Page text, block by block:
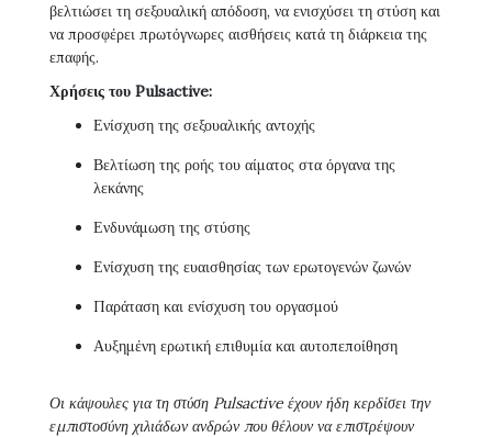
βελτιώσει τη σεξουαλική απόδοση, να ενισχύσει τη στύση και
να προσφέρει πρωτόγνωρες αισθήσεις κατά τη διάρκεια της
επαφής.
Χρήσεις του Pulsactive:
Ενίσχυση της σεξουαλικής αντοχής
Βελτίωση της ροής του αίματος στα όργανα της
λεκάνης
Ενδυνάμωση της στύσης
Ενίσχυση της ευαισθησίας των ερωτογενών ζωνών
Παράταση και ενίσχυση του οργασμού
Αυξημένη ερωτική επιθυμία και αυτοπεποίθηση
Οι κάψουλες για τη στύση Pulsactive έχουν ήδη κερδίσει την
εμπιστοσύνη χιλιάδων ανδρών που θέλουν να επιστρέψουν